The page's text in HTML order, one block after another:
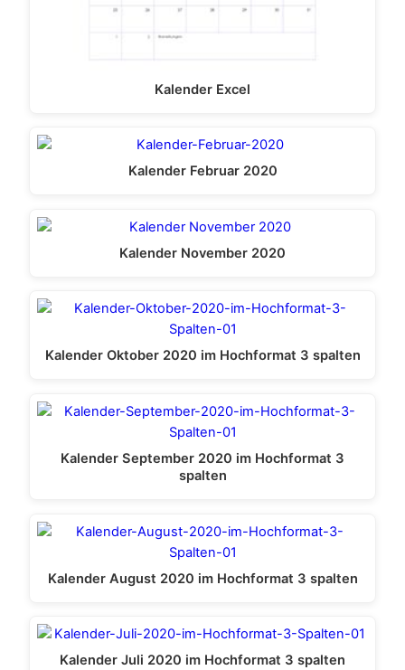
Kalender Excel
Kalender Februar 2020
Kalender November 2020
Kalender Oktober 2020 im Hochformat 3 spalten
Kalender September 2020 im Hochformat 3
spalten
Kalender August 2020 im Hochformat 3 spalten
Kalender Juli 2020 im Hochformat 3 spalten